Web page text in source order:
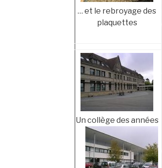
… et le rebroyage des
plaquettes
Un collège des années